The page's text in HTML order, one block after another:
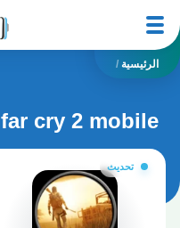
الرئيسية /
far cry 2 mobile
تحديث